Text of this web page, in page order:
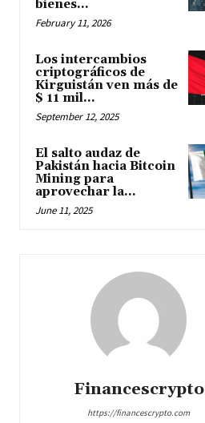
bienes...
February 11, 2026
Los intercambios
criptográficos de
Kirguistán ven más de
$ 11 mil...
September 12, 2025
El salto audaz de
Pakistán hacia Bitcoin
Mining para
aprovechar la...
June 11, 2025
Financescrypto
https://financescrypto.com